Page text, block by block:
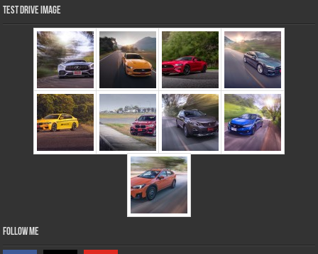
Test Drive Image
Follow Me